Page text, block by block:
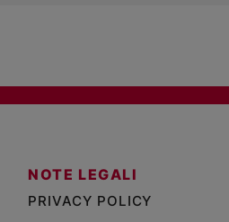
NOTE LEGALI
PRIVACY POLICY